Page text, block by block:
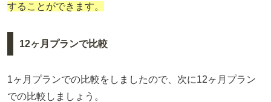
することができます。
12ヶ月プランで比較
1ヶ月プランでの比較をしましたので、次に12ヶ月プラン
での比較しましょう。